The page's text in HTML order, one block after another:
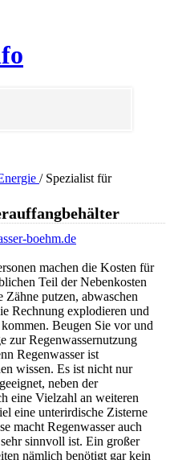
/ Spezialist für
boehm.de
machen die Kosten für
Teil der Nebenkosten
Zähne putzen, abwaschen
Rechnung explodieren und
Beugen Sie vor und
zur Regenwassernutzung
Regenwasser ist
wissen. Es ist nicht nur
neben der
eine Vielzahl an weiteren
eine unterirdische Zisterne
macht Regenwasser auch
sinnvoll ist. Ein großer
nämlich benötigt gar kein